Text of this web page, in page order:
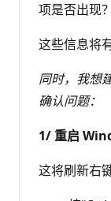
项是否出现？
这些信息将
同时，我想
确认问题：
1/ 重启
这将刷新右